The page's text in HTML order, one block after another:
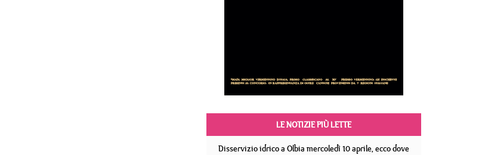
LE NOTIZIE PIÙ LETTE
Disservizio idrico a Olbia mercoledì 10 aprile, ecco dove